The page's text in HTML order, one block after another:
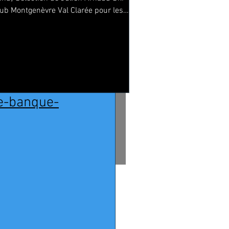
U18
aller
banque-
Montgenèvre Val Clarée pour les